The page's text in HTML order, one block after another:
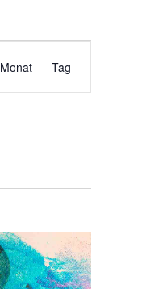
Ansichten-
Monat Tag